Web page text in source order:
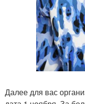
Далее для вас